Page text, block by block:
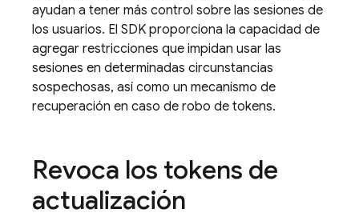
ayudan a tener más control sobre las sesiones de
los usuarios. El SDK proporciona la capacidad de
agregar restricciones que impidan usar las
sesiones en determinadas circunstancias
sospechosas, así como un mecanismo de
recuperación en caso de robo de tokens.
Revoca los tokens de
actualización